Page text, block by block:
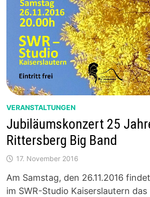
VERANSTALTUNGEN
Jubiläumskonzert 25
Rittersberg Big Band
17. November 2016
Am Samstag, den 26.11.2016
im SWR-Studio Kaiserslautern das